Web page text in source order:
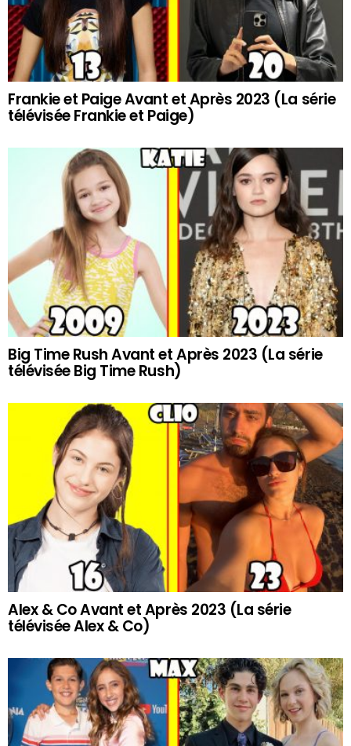
Frankie et Paige Avant et Après 2023 (La série
télévisée Frankie et Paige)
Big Time Rush Avant et Après 2023 (La série
télévisée Big Time Rush)
Alex & Co Avant et Après 2023 (La série
télévisée Alex & Co)